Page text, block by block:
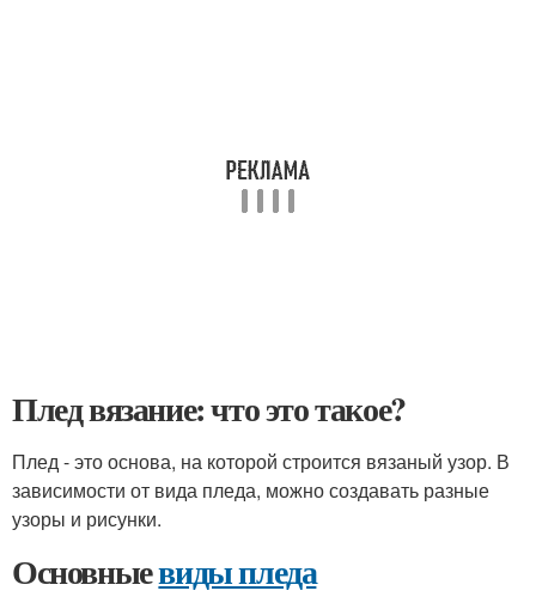
Плед вязание: что это такое?
Плед - это основа, на которой строится вязаный узор. В
зависимости от вида пледа, можно создавать разные
узоры и рисунки.
Основныевиды пледа